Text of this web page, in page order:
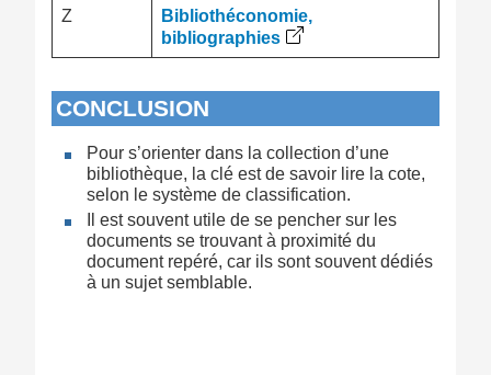
Z
Bibliothéconomie,
bibliographies
CONCLUSION
Pour s’orienter dans la collection d’une
bibliothèque, la clé est de savoir lire la cote,
selon le système de classification.
Il est souvent utile de se pencher sur les
documents se trouvant à proximité du
document repéré, car ils sont souvent dédiés
à un sujet semblable.